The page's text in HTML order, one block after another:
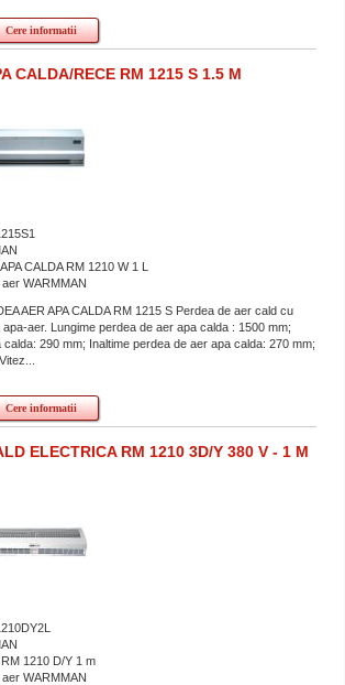
Cere informatii
CALDA/RECE RM 1215 S 1.5 M
CALDA RM 1210 W 1 L
WARMMAN
AER APA CALDA RM 1215 S Perdea de aer cald cu
aer. Lungime perdea de aer apa calda : 1500 mm;
calda: 290 mm; Inaltime perdea de aer apa calda: 270 mm;
Cere informatii
ELECTRICA RM 1210 3D/Y 380 V - 1 M
1210 D/Y 1 m
WARMMAN